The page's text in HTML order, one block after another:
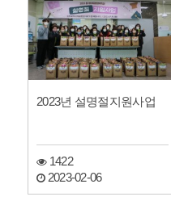
2023년 설명절지원사업
1422
2023-02-06